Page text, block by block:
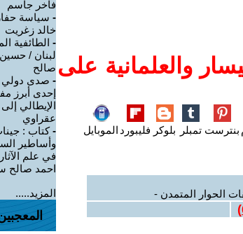
والعلمانية على
بنترست تمبلر بلوكر فليبورد الموبايل
الحوار المتمدن -
)
فاخر جاسم
- سياسة
خالد زغريت
- الطائفية
لبنان /
صالح
- صدى دولي
إحدى أبرز
الإيطالي
عقراوي
-كتاب :
وأساطير
في علم
احمد صالح
المزيد.....